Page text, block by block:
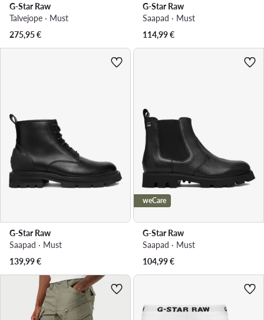
G-Star Raw
Talvejope · Must
275,95€
G-Star Raw
Saapad · Must
114,99€
G-Star Raw
Saapad · Must
139,99€
weCare
G-Star Raw
Saapad · Must
104,99€